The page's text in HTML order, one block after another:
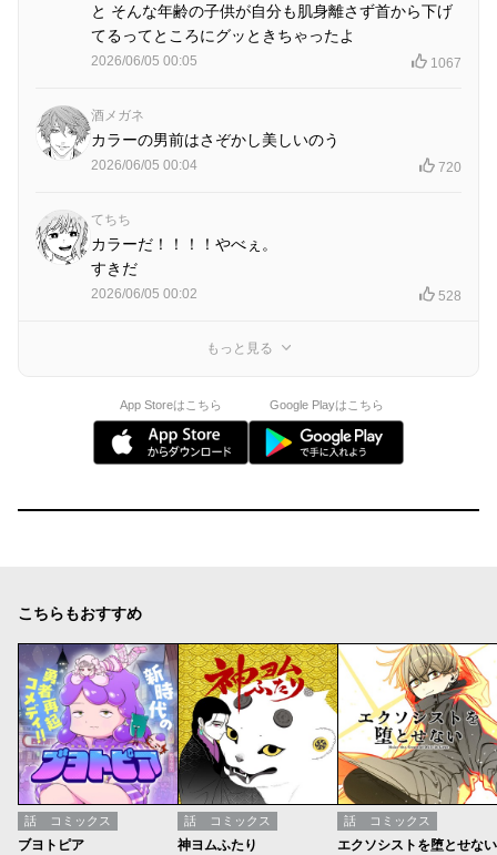
と そんな年齢の子供が自分も肌身離さず首から下げ
てるってところにグッときちゃったよ
2026/06/05 00:05 1067
酒メガネ
カラーの男前はさぞかし美しいのう
2026/06/05 00:04 720
てちち
カラーだ！！！！やべぇ。
すきだ
2026/06/05 00:02 528
もっと見る
App Storeはこちら Google Playはこちら
こちらもおすすめ
話 コミックス
ブヨトピア
話 コミックス
神ヨムふたり
話 コミックス
エクソシストを堕とせない